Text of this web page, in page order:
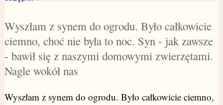
Wyszłam z synem do ogrodu. Było całkowicie
ciemno, choć nie była to noc. Syn - jak zawsze
- bawił się z naszymi domowymi zwierzętami.
Nagle wokół nas
Wyszłam z synem do ogrodu. Było całkowicie ciemno,